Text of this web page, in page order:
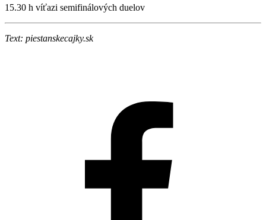
15.30 h víťazi semifinálových duelov
Text: piestanskecajky.sk